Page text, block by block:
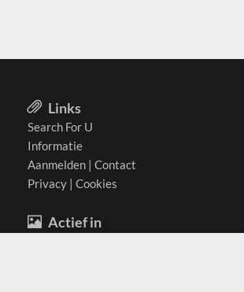
Links
Search For U
Informatie
Aanmelden | Contact
Privacy | Cookies
Actief in